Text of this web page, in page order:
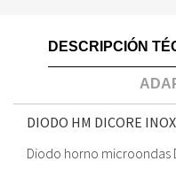
DESCRIPCIÓN
DIODO HM DICORE
Diodo horno microondas